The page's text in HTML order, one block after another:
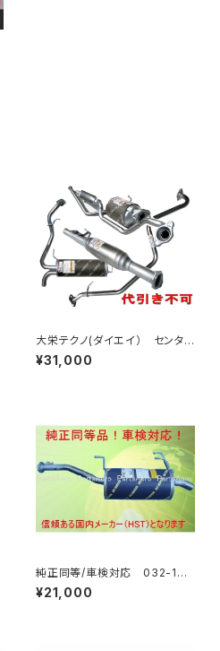
大栄テクノ(ダイエイ） センタ
ーパイプ 'MMT-6497CP キッ
クス H59A 個人宅NG
¥31,000
純正同等/車検対応 032-132
タウンエース ライトエース トラ
ック
¥21,000